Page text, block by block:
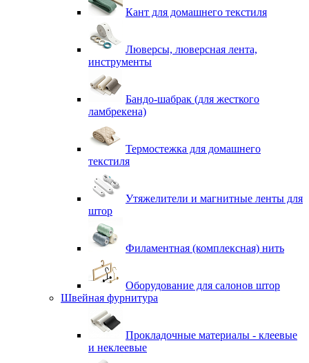
Кант для домашнего текстиля
Люверсы, люверсная лента,
инструменты
Бандо-шабрак (для жесткого
ламбрекена)
Термостежка для домашнего
текстиля
Утяжелители и магнитные ленты для
штор
Филаментная (комплексная) нить
Оборудование для салонов штор
Швейная фурнитура
Прокладочные материалы - клеевые
и неклеевые